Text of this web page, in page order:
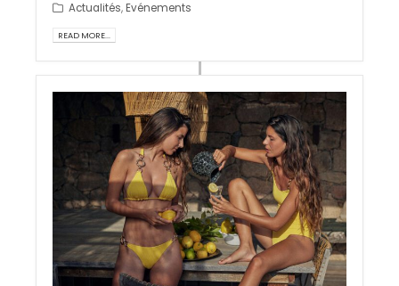
Actualités,Evénements
READ MORE...